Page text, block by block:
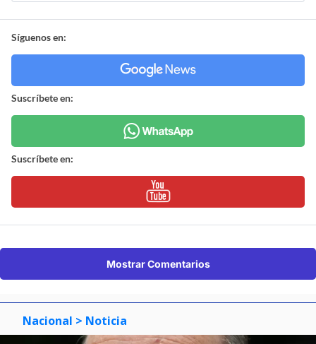
Síguenos en:
Suscríbete en:
Suscríbete en:
Mostrar Comentarios
Nacional > Noticia